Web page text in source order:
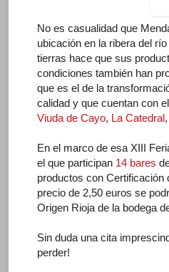
No es casualidad que
ubicación en la ribera del
tierras hace que sus
condiciones también han
que es el de la
calidad y que cuentan con
Viuda de Cayo, La Catedral,
En el marco de esa XIII
el que participan 14 bares
productos con Certificación
precio de 2,50 euros se
Origen Rioja de la bodega
Sin duda una cita
perder!